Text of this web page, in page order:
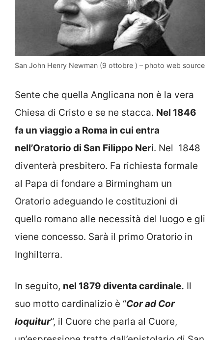
San John Henry Newman (9 ottobre ) – photo web source
Sente che quella Anglicana non è la vera
Chiesa di Cristo e se ne stacca. Nel 1846
fa un viaggio a Roma in cui entra
nell’Oratorio di San Filippo Neri. Nel 1848
diventerà presbitero. Fa richiesta formale
al Papa di fondare a Birmingham un
Oratorio adeguando le costituzioni di
quello romano alle necessità del luogo e gli
viene concesso. Sarà il primo Oratorio in
Inghilterra.
In seguito, nel 1879 diventa cardinale. Il
suo motto cardinalizio è “Cor ad Cor
loquitur“, il Cuore che parla al Cuore,